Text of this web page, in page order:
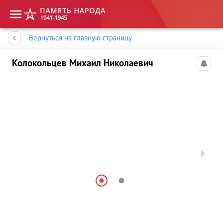
Вернуться на главную страницу
Колокольцев Михаил Николаевич
Память народа